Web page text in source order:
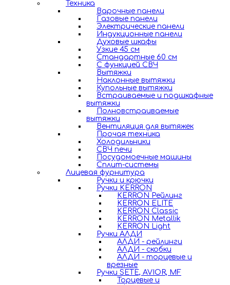
Техника
Варочные панели
Газовые панели
Электрические панели
Индукционные панели
Духовые шкафы
Узкие 45 см
Стандартные 60 см
С функцией СВЧ
Вытяжки
Наклонные вытяжки
Купольные вытяжки
Встраиваемые и подшкафные
вытяжки
Полновстраиваемые
вытяжки
Вентиляция для вытяжек
Прочая техника
Холодильники
СВЧ печи
Посудомоечные машины
Сплит-системы
Лицевая фурнитура
Ручки и крючки
Ручки KERRON
KERRON Рейлинг
KERRON ELITE
KERRON Classic
KERRON Metallik
KERRON Light
Ручки АЛДИ
АЛДИ - рейлинги
АЛДИ - скобки
АЛДИ - торцевые и
врезные
Ручки SETE, AVIOR, MF
Торцевые и